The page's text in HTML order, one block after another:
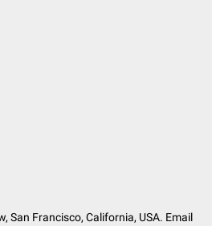
San Francisco, California, USA. Email